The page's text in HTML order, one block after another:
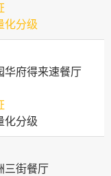
化分级
华府得来速餐厅
化分级
三街餐厅